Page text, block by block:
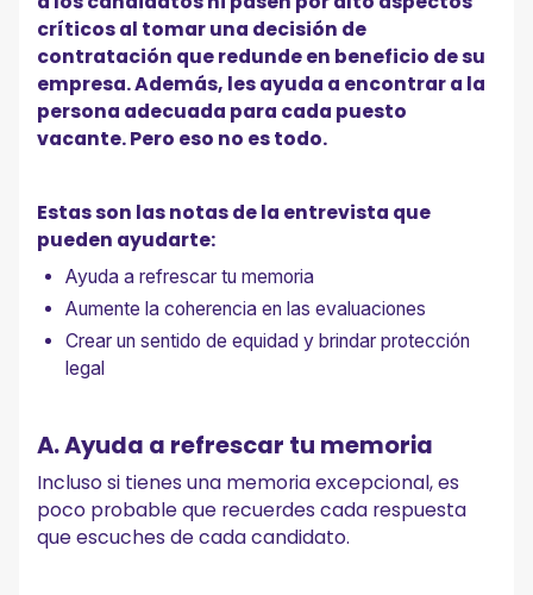
críticos al tomar una decisión de
contratación que redunde en beneficio de su
empresa. Además, les ayuda a encontrar a la
persona adecuada para cada puesto
vacante. Pero eso no es todo.
Estas son las notas de la entrevista que
pueden ayudarte:
Ayuda a refrescar tu memoria
Aumente la coherencia en las evaluaciones
Crear un sentido de equidad y brindar protección
legal
A. Ayuda a refrescar tu memoria
Incluso si tienes una memoria excepcional, es
poco probable que recuerdes cada respuesta
que escuches de cada candidato.